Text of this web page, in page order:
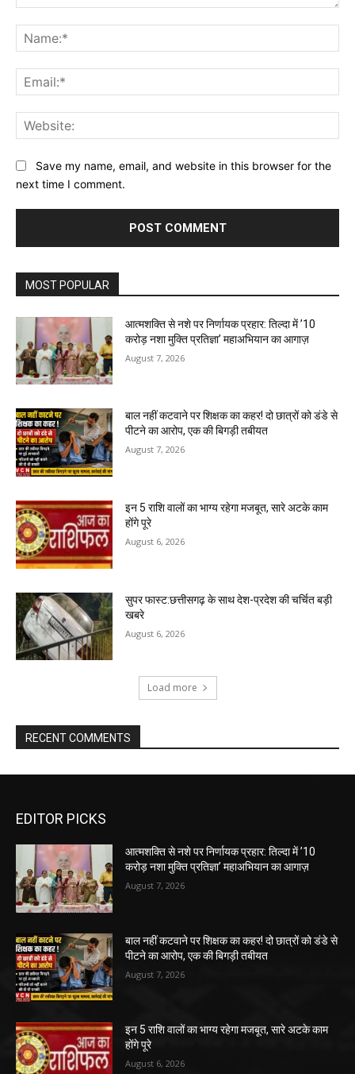
Save my name, email, and website in this browser for the
next time I comment.
MOST POPULAR
आत्मशक्ति से नशे पर निर्णायक प्रहार: तिल्दा में ’10
करोड़ नशा मुक्ति प्रतिज्ञा’ महाअभियान का आगाज़
August 7, 2026
बाल नहीं कटवाने पर शिक्षक का कहर! दो छात्रों को डंडे से
पीटने का आरोप, एक की बिगड़ी तबीयत
August 7, 2026
इन 5 राशि वालों का भाग्य रहेगा मजबूत, सारे अटके काम
होंगे पूरे
August 6, 2026
सुपर फास्ट:छत्तीसगढ़ के साथ देश-प्रदेश की चर्चित बड़ी
खबरे
August 6, 2026
Load more
RECENT COMMENTS
EDITOR PICKS
आत्मशक्ति से नशे पर निर्णायक प्रहार: तिल्दा में ’10
करोड़ नशा मुक्ति प्रतिज्ञा’ महाअभियान का आगाज़
August 7, 2026
बाल नहीं कटवाने पर शिक्षक का कहर! दो छात्रों को डंडे से
पीटने का आरोप, एक की बिगड़ी तबीयत
August 7, 2026
इन 5 राशि वालों का भाग्य रहेगा मजबूत, सारे अटके काम
होंगे पूरे
August 6, 2026